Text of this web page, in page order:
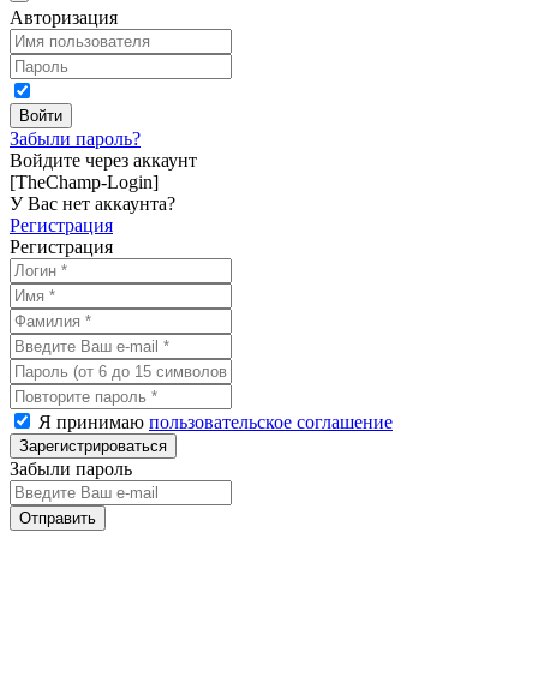
Авторизация
Забыли пароль?
Войдите через аккаунт
[TheChamp-Login]
У Вас нет аккаунта?
Регистрация
Регистрация
Я принимаю пользовательское соглашение
Забыли пароль